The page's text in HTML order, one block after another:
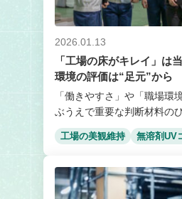
2026.01.13
「工場の床がキレイ」は
環境の評価は“足元”から
「働きやすさ」や「職場環
ぶうえで重要な判断材料の
工場の美観維持 無溶剤UV